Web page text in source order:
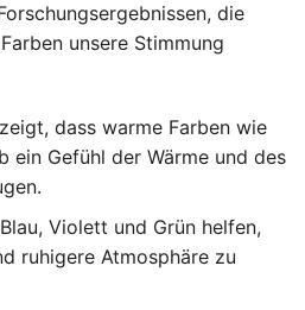
die
unsere Stimmung
dass warme Farben wie
ein Gefühl der Wärme und des
Violett und Grün helfen,
ruhigere Atmosphäre zu